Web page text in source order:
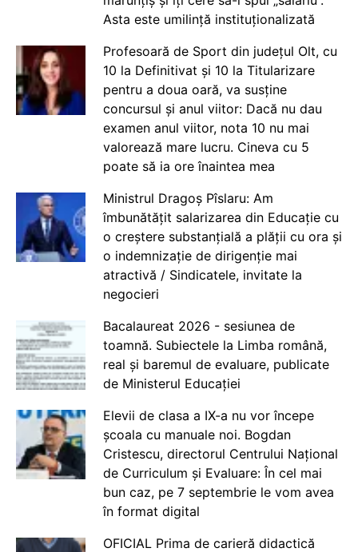
Asta este umilință instituționalizată
Profesoară de Sport din județul Olt, cu
10 la Definitivat și 10 la Titularizare
pentru a doua oară, va susține
concursul și anul viitor: Dacă nu dau
examen anul viitor, nota 10 nu mai
valorează mare lucru. Cineva cu 5
poate să ia ore înaintea mea
Ministrul Dragoș Pîslaru: Am
îmbunătățit salarizarea din Educație cu
o creștere substanțială a plății cu ora și
o indemnizație de dirigenție mai
atractivă / Sindicatele, invitate la
negocieri
Bacalaureat 2026 - sesiunea de
toamnă. Subiectele la Limba română,
real și baremul de evaluare, publicate
de Ministerul Educației
Elevii de clasa a IX-a nu vor începe
școala cu manuale noi. Bogdan
Cristescu, directorul Centrului Național
de Curriculum și Evaluare: În cel mai
bun caz, pe 7 septembrie le vom avea
în format digital
OFICIAL Prima de carieră didactică